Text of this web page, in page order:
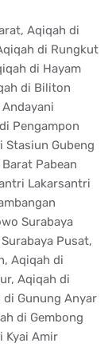
Aqiqah di
di Rungkut
di Hayam
di Biliton
Pengampon
Stasiun Gubeng
Pabean
Lakarsantri
Surabaya
Pusat,
Aqiqah di
Aqiqah di
di Gunung Anyar
di Gembong
Kyai Amir